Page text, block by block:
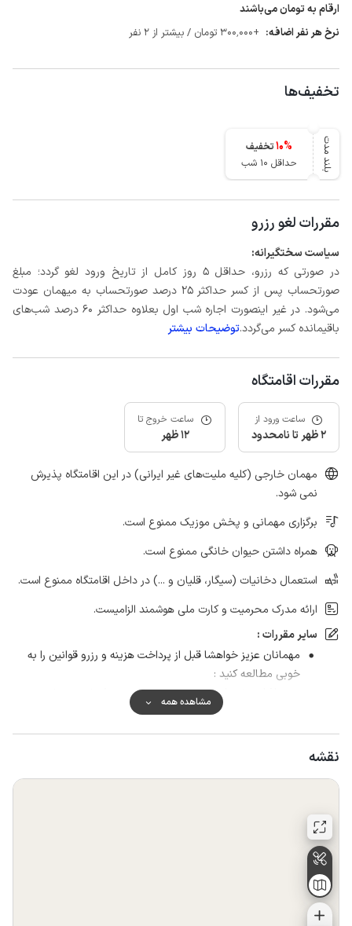
ارقام به تومان می‌باشند
نرخ هر نفر اضافه: +300٬000 تومان / بیشتر از 2 نفر
تخفیف‌ها
بلند مدت 10%
تخفیف
حداقل 10 شب
مقررات لغو رزرو
سیاست سختگیرانه:
در صورتی که رزرو، حداقل 5 روز کامل از تاریخ ورود لغو گردد؛ مبلغ
صورتحساب پس از کسر حداکثر 25 درصد صورتحساب به میهمان عودت
می‌شود. در غیر اینصورت اجاره شب اول بعلاوه حداکثر 60 درصد شب‌های
باقیمانده کسر می‌گردد.توضیحات بیشتر
مقررات اقامتگاه
ساعت ورود از
2 ظهر تا نامحدود
ساعت خروج تا
12 ظهر
مهمان خارجی (کلیه ملیت‌های غیر ایرانی) در این اقامتگاه پذیرش
نمی شود.
برگزاری مهمانی و پخش موزیک ممنوع است.
همراه داشتن حیوان خانگی ممنوع است.
استعمال دخانیات (سیگار، قلیان و ...) در داخل اقامتگاه ممنوع است.
ارائه مدرک محرمیت و کارت ملی هوشمند الزامیست.
سایر مقررات :
مهمانان عزیز خواهشا قبل از پرداخت هزینه و رزرو قوانین را به
خوبی مطالعه کنید :
ورود افراد بیشتر از سند رزرو ممنوع است و پذیرش نمی شود.
به جمع های مجردی به هیچ عنوان اجاره داده نمی شود.
این اقامتگاه امکان پذیرش اتباع خارجی را ندارد.
مشاهده همه
نقشه